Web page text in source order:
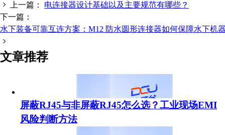
上一篇： 电连接器设计基础以及主要规范有哪些？
下一篇：
水下装备可靠互连方案：M12 防水圆形连接器如何保障水下机
文章推荐
屏蔽RJ45与非屏蔽RJ45怎么选？工业现场EMI
风险判断方法